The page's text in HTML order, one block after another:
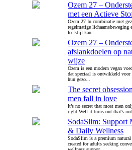
Ozem 27 –
met een Actieve
Ozem 27 In combinatie met
regelmatige lichaamsbeweging
leefstijl kan...
Ozem 27 –
afslankdoelen op
wijze
Ozem is een modern vegan
dat speciaal is ontwikkeld voor
hun gezo...
The secret
men fall in love
It’s no secret that most men
right Well it turns out that’s
SodaSlim: Support
& Daily Wellness
SodaSlim is a premium natural
created for adults seeking